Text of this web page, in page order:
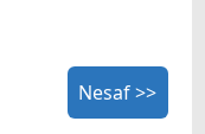
Nesaf >>